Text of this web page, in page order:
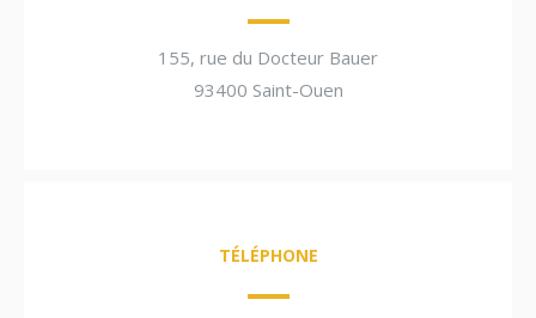
155, rue du Docteur Bauer
93400 Saint-Ouen
TÉLÉPHONE